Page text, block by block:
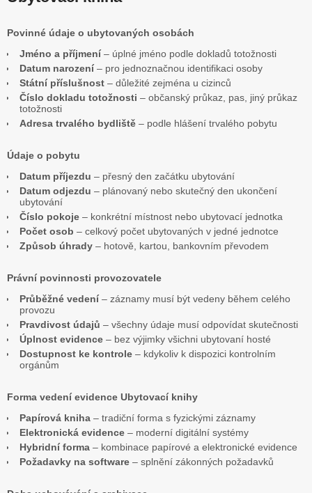
Povinné údaje o ubytovaných osobách
Jméno a příjmení– úplné jméno podle dokladů totožnosti
Datum narození– pro jednoznačnou identifikaci osoby
Státní příslušnost – důležité zejména u cizinců
Číslo dokladu totožnosti – občanský průkaz, pas, jiný průkaz
totožnosti
Adresa trvalého bydliště – podle hlášení trvalého pobytu
Údaje o pobytu
Datum příjezdu – přesný den začátku ubytování
Datum odjezdu – plánovaný nebo skutečný den ukončení
ubytování
Číslo pokoje – konkrétní místnost nebo ubytovací jednotka
Počet osob – celkový počet ubytovaných v jedné jednotce
Způsob úhrady – hotově, kartou, bankovním převodem
Právní povinnosti provozovatele
Průběžné vedení– záznamy musí být vedeny během celého
provozu
Pravdivost údajů – všechny údaje musí odpovídat skutečnosti
Úplnost evidence – bez výjimky všichni ubytovaní hosté
Dostupnost ke kontrole – kdykoliv k dispozici kontrolním
orgánům
Forma vedení evidence Ubytovací knihy
Papírová kniha – tradiční forma s fyzickými záznamy
Elektronická evidence – moderní digitální systémy
Hybridní forma – kombinace papírové a elektronické evidence
Požadavky na software – splnění zákonných požadavků